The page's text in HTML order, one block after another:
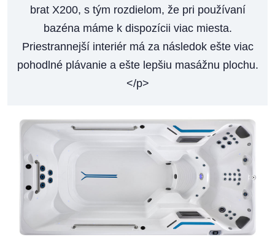
brat X200, s tým rozdielom, že pri používaní
bazéna máme k dispozícii viac miesta.
Priestrannejší interiér má za následok ešte viac
pohodlné plávanie a ešte lepšiu masážnu plochu.
</p>